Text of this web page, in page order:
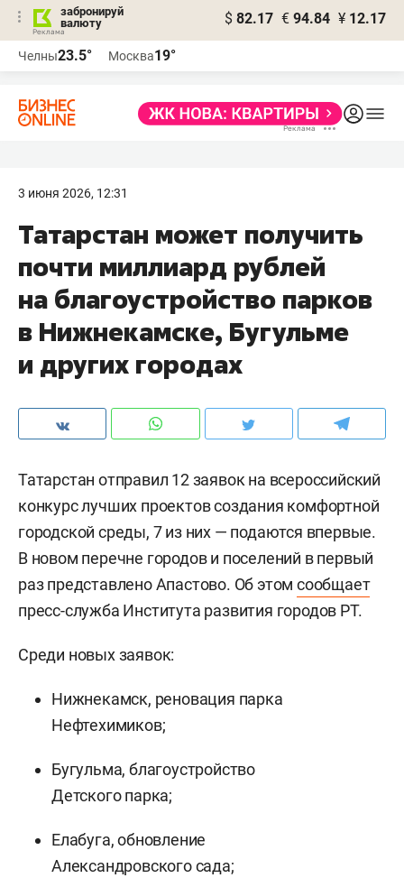
забронируй
валюту
$ 82.17 € 94.84 ¥ 12.17
Челны23.5° Москва19°
3 июня 2026, 12:31
Татарстан может получить
почти миллиард рублей
на благоустройство парков
в Нижнекамске, Бугульме
и других городах
Татарстан отправил 12 заявок на всероссийский
конкурс лучших проектов создания комфортной
городской среды, 7 из них — подаются впервые.
В новом перечне городов и поселений в первый
раз представлено Апастово. Об этом сообщает
пресс-служба Института развития городов РТ.
Среди новых заявок:
Нижнекамск, реновация парка
Нефтехимиков;
Бугульма, благоустройство
Детского парка;
Елабуга, обновление
Александровского сада;